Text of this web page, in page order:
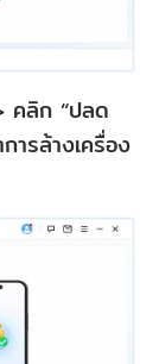
คลิก “ปลด
ารล้างเครื่อง